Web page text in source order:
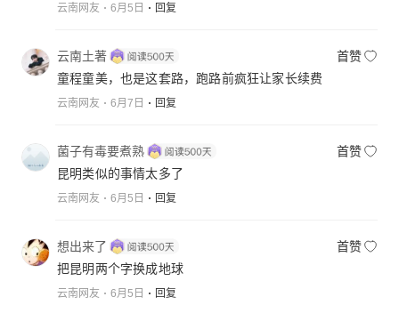
云南网友 6月5日 回复
云南土著
首赞
童程童美，也是这套路，跑路前疯狂让家长续费
云南网友 6月7日 回复
菌子有毒要煮熟
首赞
昆明类似的事情太多了
云南网友 6月5日 回复
想出来了
首赞
把昆明两个字换成地球
云南网友 6月5日 回复